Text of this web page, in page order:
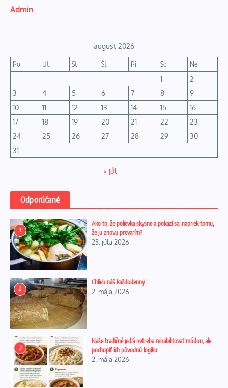
Admin
august 2026
Po Ut St Št Pi So
Ne
1
2
3
4 5 6 7 8
9
10
11 12 13 14 15
16
17
18 19 20 21 22
23
24
25 26 27 28 29
30
31
« júl
Odporúčané
1
Ako to, že polievka skysne a pokazí sa, napriek tomu,
že ju znovu prevarím?
23. júla 2026
2
Chlieb náš každodenný…
2. mája 2026
3
Naše tradičné jedlá netreba rehabilitovať módou, ale
pochopiť ich pôvodnú logiku
2. mája 2026